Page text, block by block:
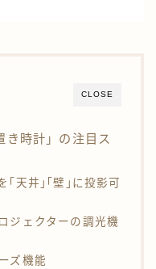
CLOSE
き時計」の注目ス
｢天井｣｢壁｣に投影可
ジェクターの調光機
ズ機能